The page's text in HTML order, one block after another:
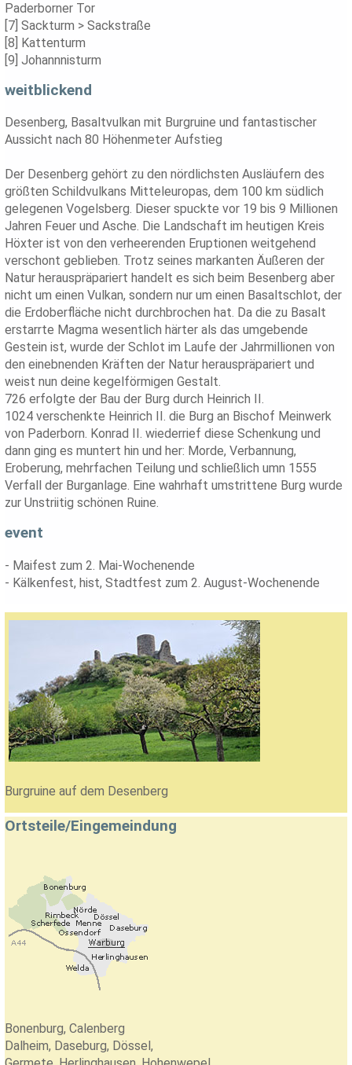
Burgruine auf dem Desenberg
Paderborner Tor
[7] Sackturm > Sackstraße
[8] Kattenturm
[9] Johannnisturm
weitblickend
Desenberg, Basaltvulkan mit Burgruine und fantastischer
Aussicht nach 80 Höhenmeter Aufstieg
Der Desenberg gehört zu den nördlichsten Ausläufern des
größten Schildvulkans Mitteleuropas, dem 100 km südlich
gelegenen Vogelsberg. Dieser spuckte vor 19 bis 9 Millionen
Jahren Feuer und Asche. Die Landschaft im heutigen Kreis
Höxter ist von den verheerenden Eruptionen weitgehend
verschont geblieben. Trotz seines markanten Äußeren der
Natur herauspräpariert handelt es sich beim Besenberg aber
nicht um einen Vulkan, sondern nur um einen Basaltschlot, der
die Erdoberfläche nicht durchbrochen hat. Da die zu Basalt
erstarrte Magma wesentlich härter als das umgebende
Gestein ist, wurde der Schlot im Laufe der Jahrmillionen von
den einebnenden Kräften der Natur herauspräpariert und
weist nun deine kegelförmigen Gestalt.
726 erfolgte der Bau der Burg durch Heinrich II.
1024 verschenkte Heinrich II. die Burg an Bischof Meinwerk
von Paderborn. Konrad II. wiederrief diese Schenkung und
dann ging es muntert hin und her: Morde, Verbannung,
Eroberung, mehrfachen Teilung und schließlich umn 1555
Verfall der Burganlage. Eine wahrhaft umstrittene Burg wurde
zur Unstriitig schönen Ruine.
event
- Maifest zum 2. Mai-Wochenende
- Kälkenfest, hist, Stadtfest zum 2. August-Wochenende
Ortsteile/Eingemeindung
Bonenburg, Calenberg
Dalheim, Daseburg, Dössel,